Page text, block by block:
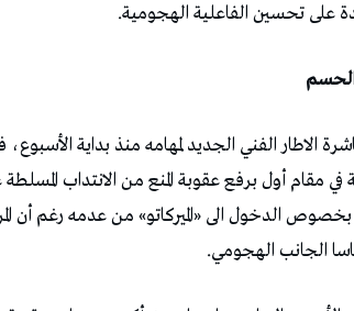
على تحسين الفاعلية الهجومية.
الاطار الفني الجديد لمهامه منذ بداية
في مقام أول برفع عقوبة المنع من الانتداب
الدخول الى «الميركاتو» من عدمه رغم أن
الجانب الهجومي.